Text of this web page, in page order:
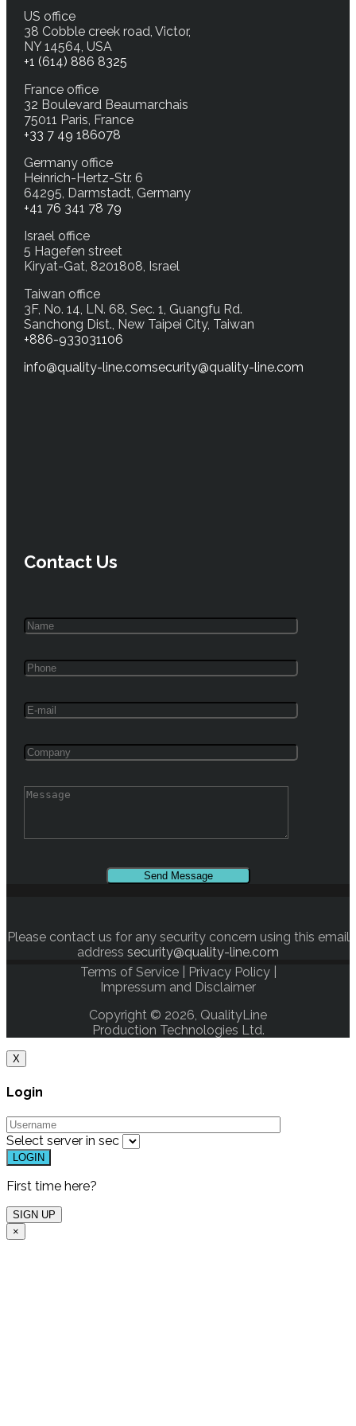
US office
38 Cobble creek road, Victor,
NY 14564, USA
+1 (614) 886 8325
France office
32 Boulevard Beaumarchais
75011 Paris, France
+33 7 49 186078
Germany office
Heinrich-Hertz-Str. 6
64295, Darmstadt, Germany
+41 76 341 78 79
Israel office
5 Hagefen street
Kiryat-Gat, 8201808, Israel
Taiwan office
3F, No. 14, LN. 68, Sec. 1, Guangfu Rd.
Sanchong Dist., New Taipei City, Taiwan
+886-933031106
info@quality-line.comsecurity@quality-line.com
Contact Us
Please contact us for any security concern using this email
address security@quality-line.com
Terms of Service| Privacy Policy|
Impressum and Disclaimer
Copyright © 2026, QualityLine
Production Technologies Ltd.
X
Login
Select server in sec
First time here?
×